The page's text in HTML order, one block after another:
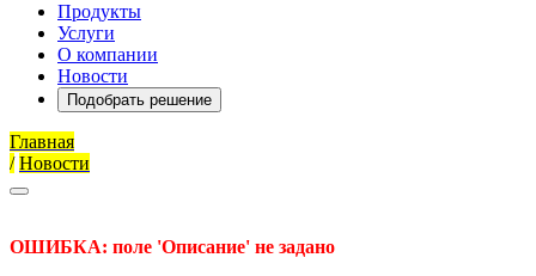
Продукты
Услуги
О компании
Новости
Подобрать решение
Главная
/ Новости
ОШИБКА: поле 'Описание' не задано